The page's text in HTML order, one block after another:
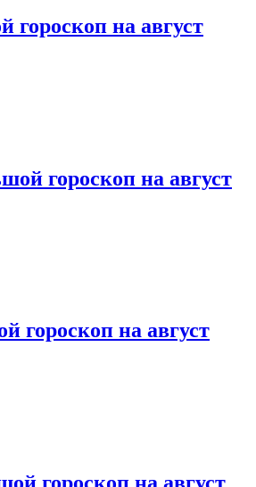
гороскоп на август
гороскоп на август
гороскоп на август